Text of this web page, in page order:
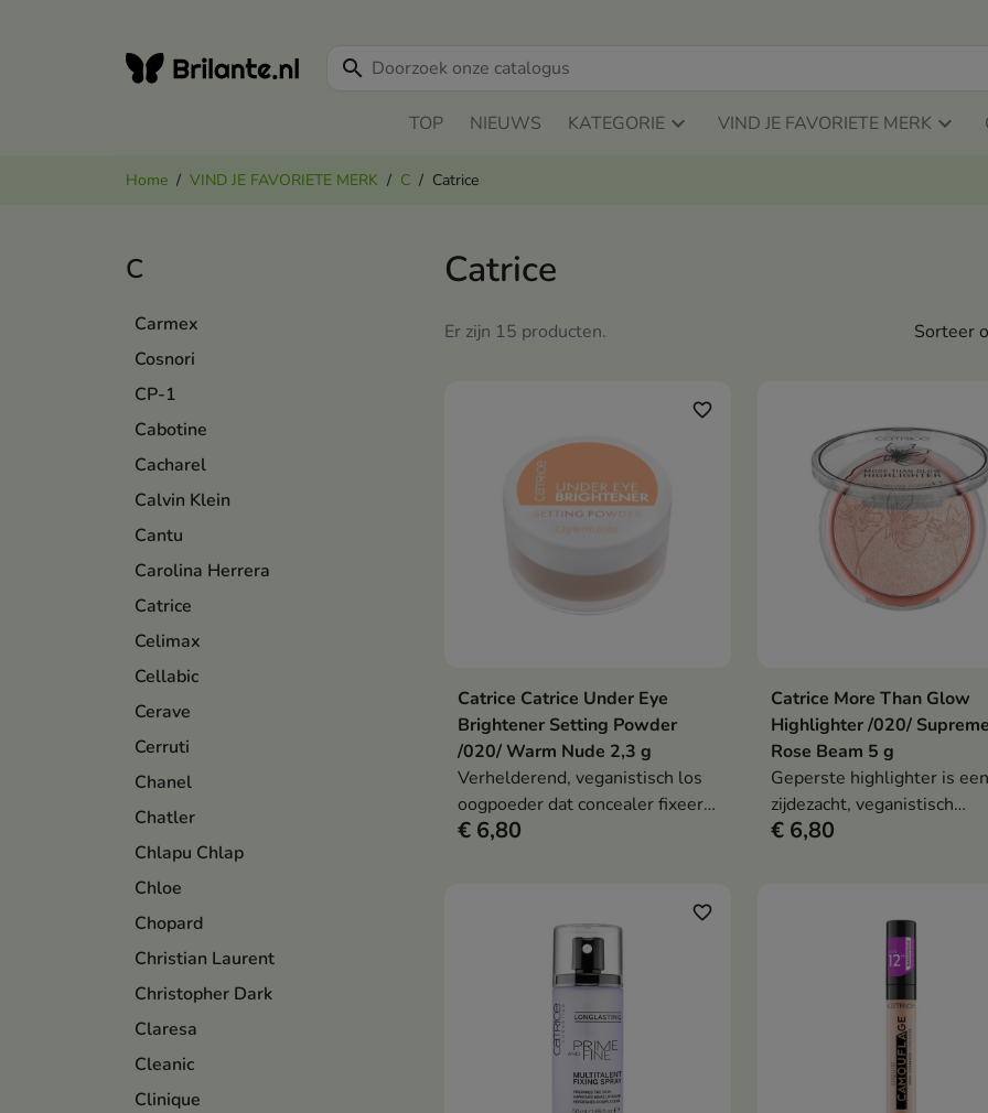
search
TOP NIEUWS KATEGORIE VIND JE FAVORIETE MERK
Home VIND JE FAVORIETE MERK C Catrice
C
Carmex
Cosnori
CP-1
Cabotine
Cacharel
Calvin Klein
Cantu
Carolina Herrera
Catrice
Celimax
Cellabic
Cerave
Cerruti
Chanel
Chatler
Chlapu Chlap
Chloe
Chopard
Christian Laurent
Christopher Dark
Claresa
Cleanic
Clinique
Catrice
Er zijn 15 producten. Sorteer
In winkelwagen
favorite_border
Catrice Catrice Under Eye
Brightener Setting Powder
/020/ Warm Nude 2,3 g
Verhelderend, veganistisch los
oogpoeder dat concealer fixeert,
de huid rond de ogen egaliseert
€ 6,80
 In winkelwagen
Catrice More Than Glow
Highlighter /020/ Supreme
Rose Beam 5 g
Geperste highlighter is een
zijdezacht, veganistisch
cosmeticaproduct dat de
€ 6,80
favorite_border